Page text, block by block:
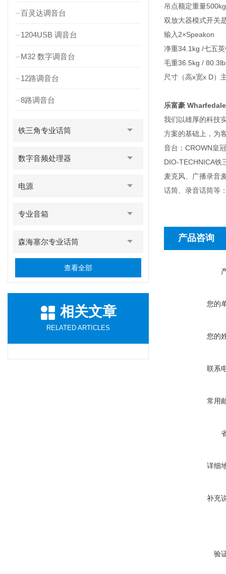
百灵达调音台
1204USB 调音台
M32 数字调音台
12路调音台
8路调音台
铁三角专业话筒
数字音频处理器
电源
专业音箱
森海塞尔专业话筒
查看全部
相关文章
RELATED ARTICLES
吊点额定重量500kg
双放大器模式开关
输入2×Speakon
净重34.1kg /七五
毛重36.5kg /
尺寸（高x宽x D）
乐富豪
我们以雄厚的科技
方案的基础上，为
音台：CROWN皇
DIO-TECHNICA铁
麦克风、广播录音
话筒、录音话筒等
产品咨询
您的
您的
联系
常用
详细
补充
验